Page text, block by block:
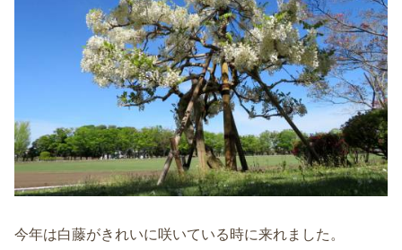
今年は白藤がきれいに咲いている時に来れました。